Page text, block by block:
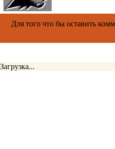
Для того что бы оставить
Загрузка...